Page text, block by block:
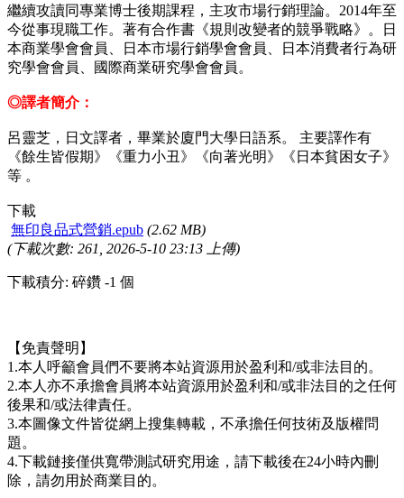
繼續攻讀同專業博士後期課程，主攻市場行銷理論。2014年至
今從事現職工作。著有合作書《規則改變者的競爭戰略》。日
本商業學會會員、日本市場行銷學會會員、日本消費者行為研
究學會會員、國際商業研究學會會員。
◎譯者簡介：
呂靈芝，日文譯者，畢業於廈門大學日語系。 主要譯作有
《餘生皆假期》《重力小丑》《向著光明》《日本貧困女子》
等 。
下載
無印良品式營銷.epub (2.62 MB)
(下載次數: 261, 2026-5-10 23:13 上傳)
下載積分: 碎鑽 -1 個
【免責聲明】
1.本人呼籲會員們不要將本站資源用於盈利和/或非法目的。
2.本人亦不承擔會員將本站資源用於盈利和/或非法目的之任何
後果和/或法律責任。
3.本圖像文件皆從網上搜集轉載，不承擔任何技術及版權問
題。
4.下載鏈接僅供寬帶測試研究用途，請下載後在24小時內刪
除，請勿用於商業目的。